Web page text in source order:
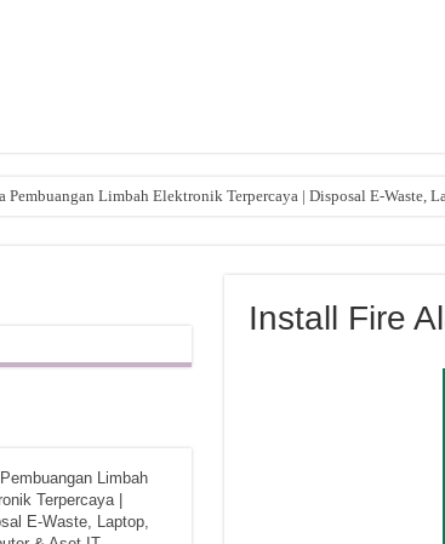
Pembuangan Limbah Elektronik Terpercaya | Disposal E-Waste,
Install Fire
Limbah
Terpercaya |
E-Waste, Laptop,